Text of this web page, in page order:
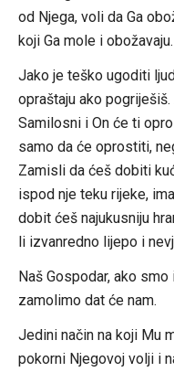
od Njega, voli da Ga
koji Ga mole i obožavaju.
Jako je teško ugoditi
opraštaju ako
Samilosni i On će ti
samo da će oprostiti,
Zamisli da ćeš dobiti
ispod nje teku rijeke,
dobit ćeš najukusniju
li izvanredno lijepo i
Naš Gospodar, ako
zamolimo dat će nam.
Jedini način na koji Mu
pokorni Njegovoj volji i